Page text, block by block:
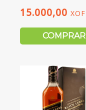
15.000,00 XOF
COMPRAR